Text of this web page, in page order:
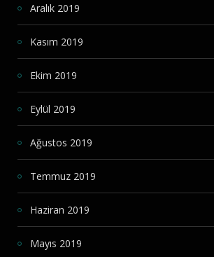
Aralık 2019
Kasım 2019
Ekim 2019
Eylül 2019
Ağustos 2019
Temmuz 2019
Haziran 2019
Mayıs 2019